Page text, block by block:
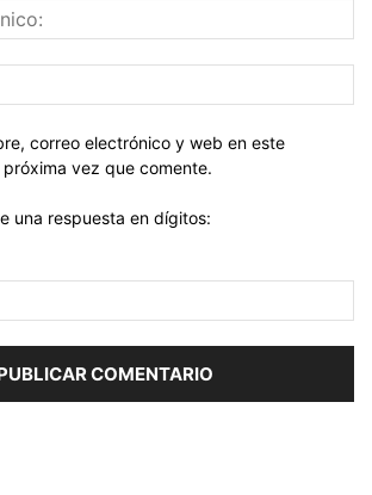
correo electrónico y web en este
vez que comente.
una respuesta en dígitos: